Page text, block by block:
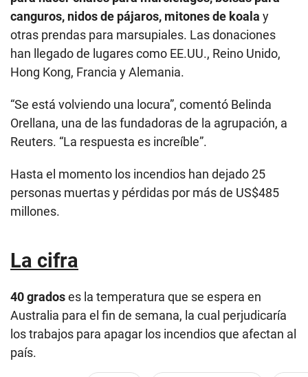
canguros, nidos de pájaros, mitones de koala y
otras prendas para marsupiales. Las donaciones
han llegado de lugares como EE.UU., Reino Unido,
Hong Kong, Francia y Alemania.
“Se está volviendo una locura”, comentó Belinda
Orellana, una de las fundadoras de la agrupación, a
Reuters. “La respuesta es increíble”.
Hasta el momento los incendios han dejado 25
personas muertas y pérdidas por más de US$485
millones.
La cifra
40 gradoses la temperatura que se espera en
Australia para el fin de semana, la cual perjudicaría
los trabajos para apagar los incendios que afectan al
país.